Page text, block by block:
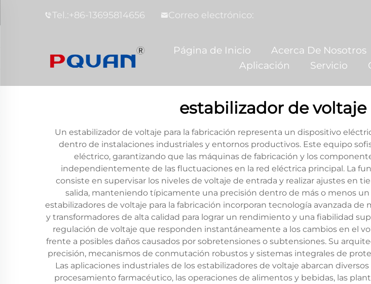
Tel.:+86-13695814656 Correo electrónico:
Página de Inicio Acerca De Nosotros
Aplicación
Servicio
estabilizador de
Un estabilizador de voltaje para la fabricación representa un dispositivo
dentro de instalaciones industriales y entornos productivos. Este equipo
eléctrico, garantizando que las máquinas de fabricación y los
independientemente de las fluctuaciones en la red eléctrica principal. La
consiste en supervisar los niveles de voltaje de entrada y realizar ajustes en
salida, manteniendo típicamente una precisión dentro de más o menos
estabilizadores de voltaje para la fabricación incorporan tecnología avanzada
y transformadores de alta calidad para lograr un rendimiento y una fiabilidad
regulación de voltaje que responden instantáneamente a los cambios en el
frente a posibles daños causados por sobretensiones o subtensiones. Su
precisión, mecanismos de conmutación robustos y sistemas integrales de
Las aplicaciones industriales de los estabilizadores de voltaje abarcan
procesamiento farmacéutico, las operaciones de alimentos y bebidas, las